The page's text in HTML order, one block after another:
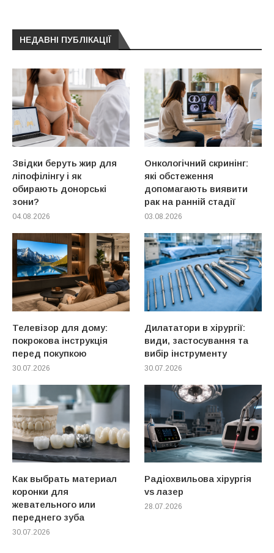
НЕДАВНІ ПУБЛІКАЦІЇ
Звідки беруть жир для
ліпофілінгу і як
обирають донорські
зони?
04.08.2026
Онкологічний скринінг:
які обстеження
допомагають виявити
рак на ранній стадії
03.08.2026
Телевізор для дому:
покрокова інструкція
перед покупкою
30.07.2026
Дилататори в хірургії:
види, застосування та
вибір інструменту
30.07.2026
Как выбрать материал
коронки для
жевательного или
переднего зуба
30.07.2026
Радіохвильова хірургія
vs лазер
28.07.2026